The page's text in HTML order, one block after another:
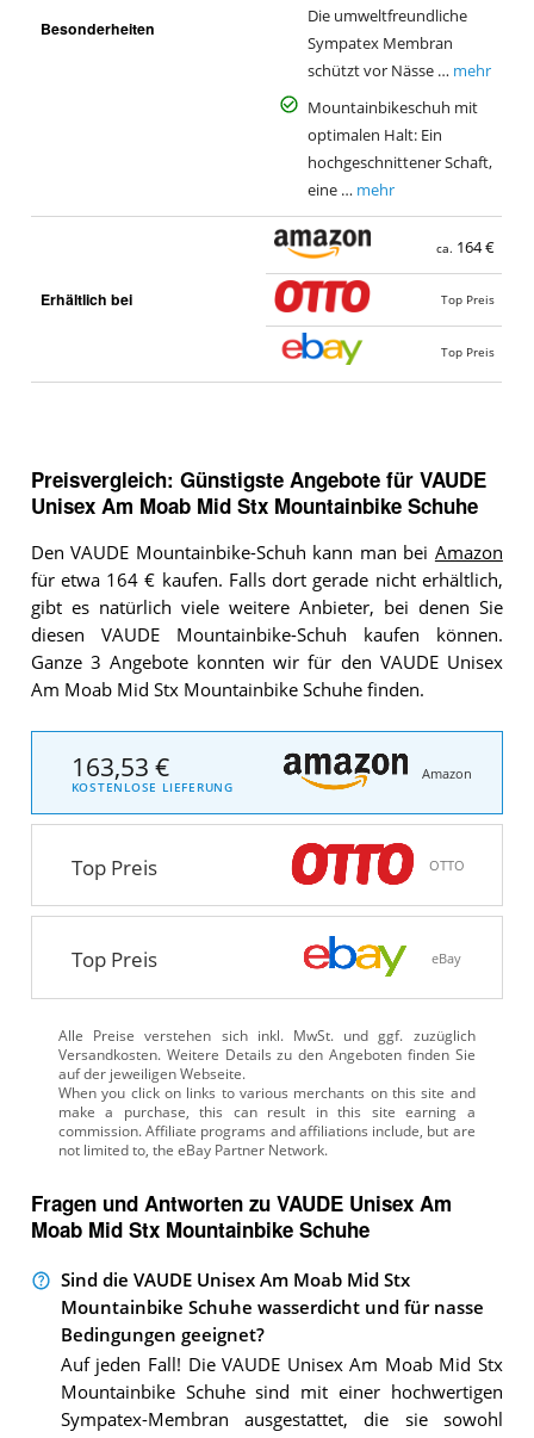
Besonderheiten
Die umweltfreundliche
Sympatex Membran
schützt vor Nässe … mehr
Mountainbikeschuh mit
optimalen Halt: Ein
hochgeschnittener Schaft,
eine … mehr
Erhältlich bei
ca. 164 €
Top Preis
Top Preis
Preisvergleich: Günstigste Angebote für VAUDE
Unisex Am Moab Mid Stx Mountainbike Schuhe
Den VAUDE Mountainbike-Schuh kann man bei Amazon
für etwa 164 € kaufen. Falls dort gerade nicht erhältlich,
gibt es natürlich viele weitere Anbieter, bei denen Sie
diesen VAUDE Mountainbike-Schuh kaufen können.
Ganze 3 Angebote konnten wir für den VAUDE Unisex
Am Moab Mid Stx Mountainbike Schuhe finden.
163,53 €
KOSTENLOSE LIEFERUNG
Amazon
Top Preis OTTO
Top Preis eBay
Alle Preise verstehen sich inkl. MwSt. und ggf. zuzüglich
Versandkosten. Weitere Details zu den Angeboten finden Sie
auf der jeweiligen Webseite.
Fragen und Antworten zu VAUDE Unisex Am
Moab Mid Stx Mountainbike Schuhe
Sind die VAUDE Unisex Am Moab Mid Stx
Mountainbike Schuhe wasserdicht und für nasse
Bedingungen geeignet?
Auf jeden Fall! Die VAUDE Unisex Am Moab Mid Stx
Mountainbike Schuhe sind mit einer hochwertigen
Sympatex-Membran ausgestattet, die sie sowohl